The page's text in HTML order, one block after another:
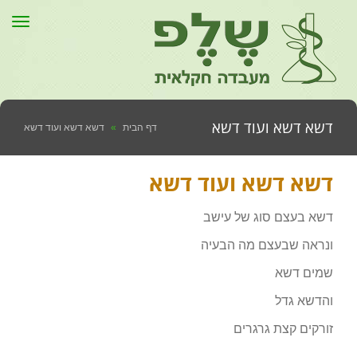
דשא דשא ועוד דשא דף הבית » דשא דשא ועוד דשא
דשא דשא ועוד דשא
דשא בעצם סוג של עישב
ונראה שבעצם מה הבעיה
שמים דשא
והדשא גדל
זורקים קצת גרגרים